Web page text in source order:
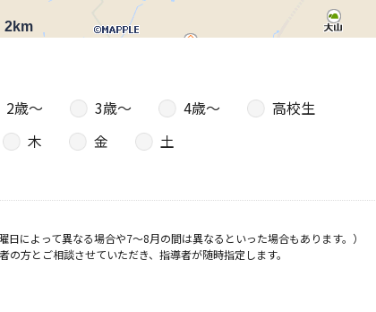
2km
2歳〜 3歳〜 4歳〜
高校生
木 金
土
によって異なる場合や7～8月の間は異なるといった場合もあります。）
方とご相談させていただき、指導者が随時指定します。